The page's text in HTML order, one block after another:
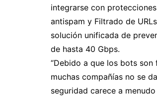
integrarse con
antispam y Filtrado de
solución unificada de
de hasta 40 Gbps.
“Debido a que los bots
muchas compañías no se
seguridad carece a